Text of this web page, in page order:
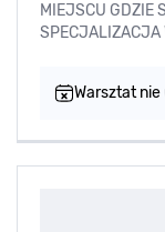
MIEJSCU GDZIE
SPECJALIZACJA
Warsztat